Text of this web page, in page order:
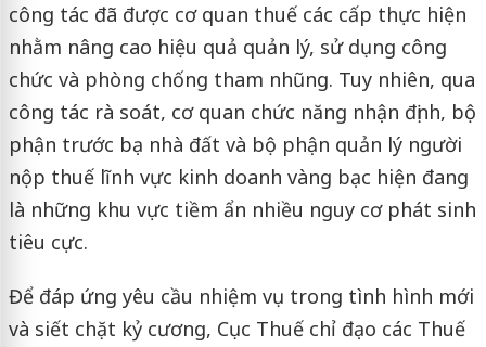
công tác đã được cơ quan thuế các cấp thực hiện
nhằm nâng cao hiệu quả quản lý, sử dụng công
chức và phòng chống tham nhũng. Tuy nhiên, qua
công tác rà soát, cơ quan chức năng nhận định, bộ
phận trước bạ nhà đất và bộ phận quản lý người
nộp thuế lĩnh vực kinh doanh vàng bạc hiện đang
là những khu vực tiềm ẩn nhiều nguy cơ phát sinh
tiêu cực.
Để đáp ứng yêu cầu nhiệm vụ trong tình hình mới
và siết chặt kỷ cương, Cục Thuế chỉ đạo các Thuế